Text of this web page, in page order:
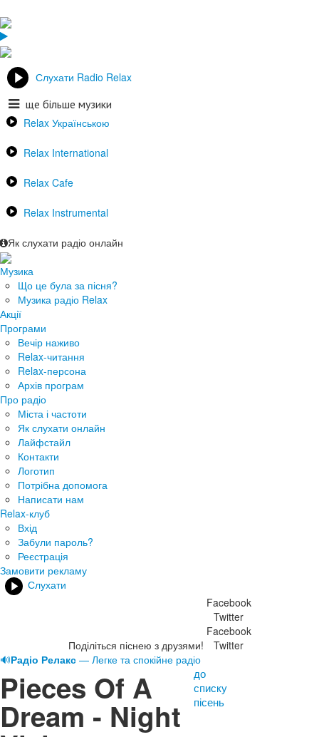
Слухати Radio Relax
ще більше музики
Relax Українською
Relax International
Relax Cafe
Relax Instrumental
Як слухати радіо онлайн
Музика
Що це була за пісня?
Музика радіо Relax
Акції
Програми
Вечір наживо
Relax-читання
Relax-персона
Архів програм
Про радіо
Міста і частоти
Як слухати онлайн
Лайфстайл
Контакти
Логотип
Потрібна допомога
Написати нам
Relax-клуб
Вхід
Забули пароль?
Реєстрація
Замовити рекламу
Слухати
Поділіться піснею з друзями!
Facebook
Twitter
Facebook
Twitter
🔊Радіо Релакс — Легке та спокійне радіо
Pieces Of A
Dream - Night
до
списку
пісень